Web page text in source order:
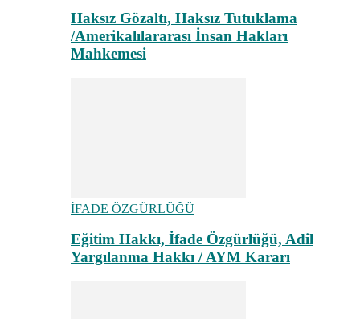
Haksız Gözaltı, Haksız Tutuklama
/Amerikalılararası İnsan Hakları
Mahkemesi
İFADE ÖZGÜRLÜĞÜ
Eğitim Hakkı, İfade Özgürlüğü, Adil
Yargılanma Hakkı / AYM Kararı